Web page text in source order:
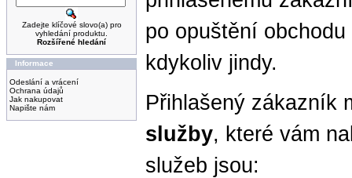
Zadejte klíčové slovo(a) pro
vyhledání produktu.
Rozšířené hledání
Informace
Odeslání a vrácení
Ochrana údajů
Jak nakupovat
Napište nám
po opuštění
kdykoliv jindy.
Přihlašený zákazník
služby, které vám
služeb jsou: